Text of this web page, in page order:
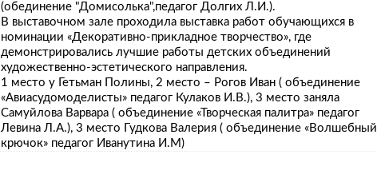
(обединение "Домисолька",педагог Долгих Л.И.).
В выставочном зале проходила выставка работ обучающихся в
номинации «Декоративно-прикладное творчество», где
демонстрировались лучшие работы детских объединений
художественно-эстетического направления.
1 место у Гетьман Полины, 2 место – Рогов Иван ( объединение
«Авиасудомоделисты» педагог Кулаков И.В.), 3 место заняла
Самуйлова Варвара ( объединение «Творческая палитра» педагог
Левина Л.А.), 3 место Гудкова Валерия ( объединение «Волшебный
крючок» педагог Иванутина И.М)